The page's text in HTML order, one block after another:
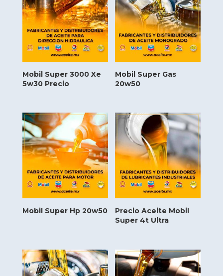
Mobil Super 3000 Xe
5w30 Precio
Mobil Super Gas
20w50
Mobil Super Hp 20w50
Precio Aceite Mobil
Super 4t Ultra